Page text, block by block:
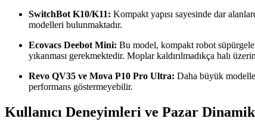
SwitchBot K10/K11: Kompakt yapısı sayesinde dar
modelleri bulunmaktadır.
Ecovacs Deebot Mini: Bu model, kompakt robot
yıkanması gerekmektedir. Moplar kaldırılmadıkça halı
Revo QV35 ve Mova P10 Pro Ultra: Daha büyük
performans göstermeyebilir.
Kullanıcı Deneyimleri ve Pazar